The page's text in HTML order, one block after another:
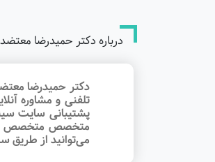
درباره دکتر حمیدرضا
دکتر حمیدرضا
تلفنی و مشاوره
پشتیبانی سایت
متخصص متخصص
می‌توانید از طریق